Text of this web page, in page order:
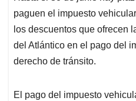
A
p
p
o
o
k
d
I
n
d
s
paguen el impuesto
los descuentos que ofrecen
del Atlántico en el pago del
derecho de tránsito.
El pago del impuesto